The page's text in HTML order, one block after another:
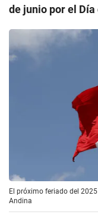
de junio por el Día
El próximo feriado del
Andina